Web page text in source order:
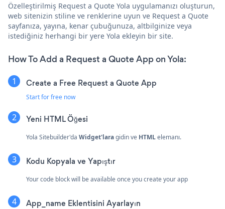
Özelleştirilmiş Request a Quote Yola uygulamanızı oluşturun,
web sitenizin stiline ve renklerine uyun ve Request a Quote
sayfanıza, yayına, kenar çubuğunuza, altbilginize veya
istediğiniz herhangi bir yere Yola ekleyin bir site.
How To Add a Request a Quote App on Yola:
Create a Free Request a Quote App
Start for free now
Yeni HTML Öğesi
Yola Sitebuilder'da Widget'laragidin ve HTMLelemanı.
Kodu Kopyala ve Yapıştır
Your code block will be available once you create your app
App_name Eklentisini Ayarlayın